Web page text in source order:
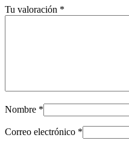
Tu valoración *
Nombre *
Correo electrónico *